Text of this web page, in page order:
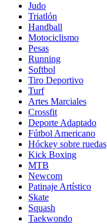
Judo
Triatlón
Handball
Motociclismo
Pesas
Running
Softbol
Tiro Deportivo
Turf
Artes Marciales
Crossfit
Deporte Adaptado
Fútbol Americano
Hóckey sobre ruedas
Kick Boxing
MTB
Newcom
Patinaje Artístico
Skate
Squash
Taekwondo